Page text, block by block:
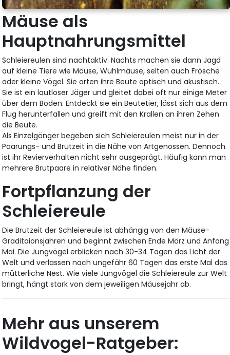
Mäuse als
Hauptnahrungsmittel
Schleiereulen sind nachtaktiv. Nachts machen sie dann Jagd
auf kleine Tiere wie Mäuse, Wühlmäuse, selten auch Frösche
oder kleine Vögel. Sie orten ihre Beute optisch und akustisch.
Sie ist ein lautloser Jäger und gleitet dabei oft nur einige Meter
über dem Boden. Entdeckt sie ein Beutetier, lässt sich aus dem
Flug herunterfallen und greift mit den Krallen an ihren Zehen
die Beute.
Als Einzelgänger begeben sich Schleiereulen meist nur in der
Paarungs- und Brutzeit in die Nähe von Artgenossen. Dennoch
ist ihr Revierverhalten nicht sehr ausgeprägt. Häufig kann man
mehrere Brutpaare in relativer Nähe finden.
Fortpflanzung der
Schleiereule
Die Brutzeit der Schleiereule ist abhängig von den Mäuse-
Graditaionsjahren und beginnt zwischen Ende März und Anfang
Mai. Die Jungvögel erblicken nach 30-34 Tagen das Licht der
Welt und verlassen nach ungefähr 60 Tagen das erste Mal das
mütterliche Nest. Wie viele Jungvögel die Schleiereule zur Welt
bringt, hängt stark von dem jeweiligen Mäusejahr ab.
Mehr aus unserem
Wildvogel-Ratgeber: